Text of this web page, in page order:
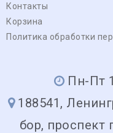
Контакты
Корзина
Политика обработки
Пн-Пт
188541,
бор, проспект